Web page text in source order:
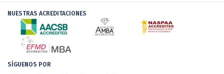
NUESTRAS ACREDITACIONES
SÍGUENOS POR